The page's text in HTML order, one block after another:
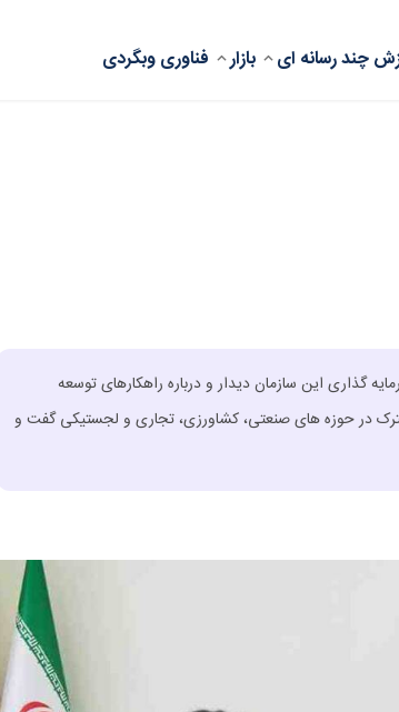
چند رسانه ای بازار فناوریوبگردی
گذاری این سازمان دیدار و درباره راهکارهای توسعه
در حوزه‌ های صنعتی، کشاورزی، تجاری و لجستیکی گفت ‌و